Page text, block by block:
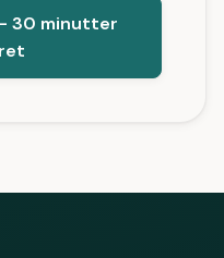
30 minutter